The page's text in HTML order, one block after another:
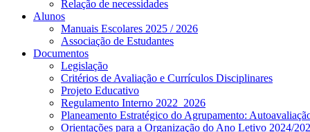
Relação de necessidades
Alunos
Manuais Escolares 2025 / 2026
Associação de Estudantes
Documentos
Legislação
Critérios de Avaliação e Currículos Disciplinares
Projeto Educativo
Regulamento Interno 2022_2026
Planeamento Estratégico do Agrupamento:
Orientações para a Organização do Ano Letivo 2024/